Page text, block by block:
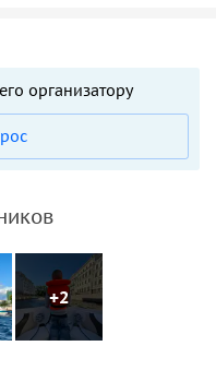
организатору
+2